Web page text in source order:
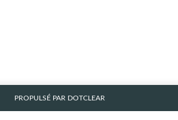
PROPULSÉ PAR DOTCLEAR